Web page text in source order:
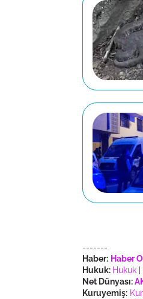
-------
Haber: Haber
Hukuk: Hukuk
Net Dünyası:
Kuruyemiş: